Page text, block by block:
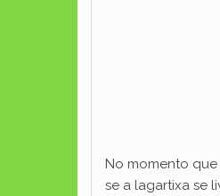
No momento
se a lagartixa se